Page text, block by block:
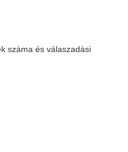
száma és válaszadási